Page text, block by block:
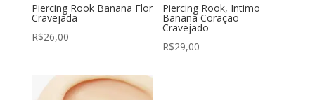
Piercing Rook Banana Flor
Cravejada
R$26,00
Piercing Rook, Intimo
Banana Coração
Cravejado
R$29,00